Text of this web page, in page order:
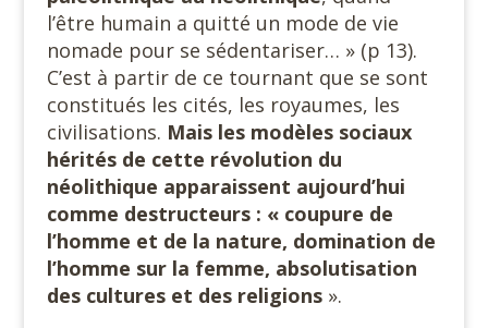
l’être humain a quitté un mode de vie
nomade pour se sédentariser… » (p 13).
C’est à partir de ce tournant que se sont
constitués les cités, les royaumes, les
civilisations. Mais les modèles sociaux
hérités de cette révolution du
néolithique apparaissent aujourd’hui
comme destructeurs : « coupure de
l’homme et de la nature, domination de
l’homme sur la femme, absolutisation
des cultures et des religions ».